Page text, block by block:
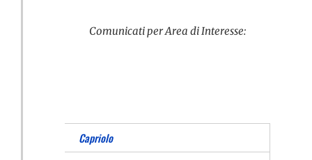
Comunicati per Area di Interesse:
Capriolo